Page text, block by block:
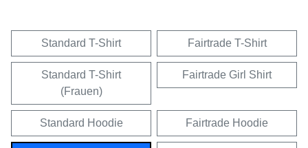
Standard T-Shirt Fairtrade T-Shirt
Standard T-Shirt
(Frauen)
Fairtrade Girl Shirt
Standard Hoodie Fairtrade Hoodie